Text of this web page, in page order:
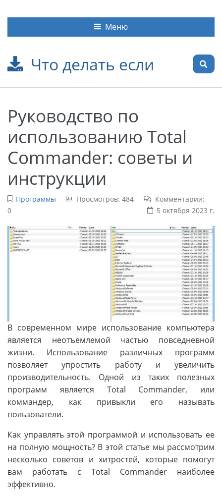
Что делать если
Меню
Руководство по
использованию Total
Commander: советы и
инструкции
Программы Просмотров: 484
Комментарии:
0
5 октября 2023 г.
В современном мире использование компьютера
является неотъемлемой частью повседневной
жизни. Использование различных программ
позволяет упростить работу и увеличить
производительность. Одной из таких полезных
программ является Total Commander, или
коммандер, как привыкли его называть
пользователи.
Как управлять этой программой и использовать ее
на полную мощность? В этой статье мы рассмотрим
несколько советов и хитростей, которые помогут
вам работать с Total Commander наиболее
эффективно.